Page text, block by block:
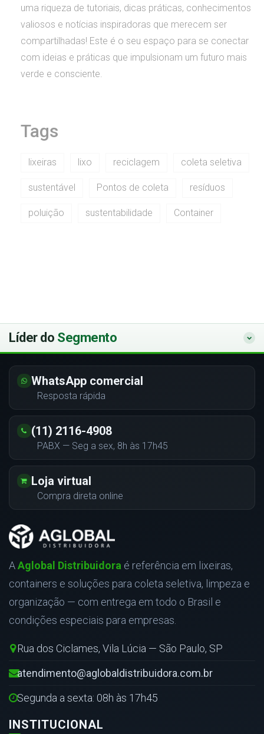
uma riqueza de tutoriais, dicas práticas, conhecimentos
valiosos e notícias inspiradoras que merecem ser
compartilhadas! Este é o seu espaço para se conectar
com ideias e práticas que impulsionam um futuro mais
verde e consciente.
Tags
lixeiras lixo reciclagem coleta seletiva
sustentável Pontos de coleta resíduos
poluição sustentabilidade Container
Líder do Segmento
WhatsApp comercial
Resposta rápida
(11) 2116-4908
PABX — Seg a sex, 8h às 17h45
Loja virtual
Compra direta online
AAglobal Distribuidora é referência em lixeiras,
containers e soluções para coleta seletiva, limpeza e
organização — com entrega em todo o Brasil e
condições especiais para empresas.
Rua dos Ciclames, Vila Lúcia — São Paulo, SP
atendimento@aglobaldistribuidora.com.br
Segunda a sexta: 08h às 17h45
INSTITUCIONAL